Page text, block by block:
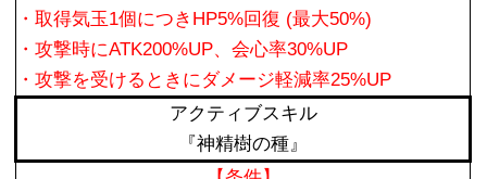
・取得気玉1個につきHP5%回復 (最大50%)
・攻撃時にATK200%UP、会心率30%UP
・攻撃を受けるときにダメージ軽減率25%UP
アクティブスキル
『神精樹の種』